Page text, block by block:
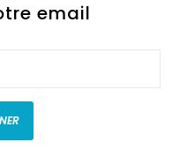
email